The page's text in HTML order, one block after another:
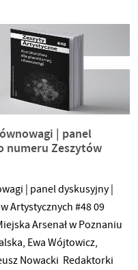
| panel
numeru Zeszytów
| panel dyskusyjny |
Artystycznych #48 09
Arsenał w Poznaniu
Ewa Wójtowicz,
Nowacki Redaktorki